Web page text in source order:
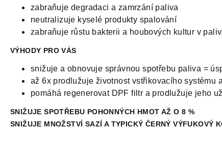
zabraňuje degradaci a zamrzání paliva
neutralizuje kyselé produkty spalování
zabraňuje růstu bakterii a houbových kultur v
VÝHODY PRO VÁS
snižuje a obnovuje správnou spotřebu paliva =
až 6x prodlužuje životnost vstřikovacího systému
pomáhá regenerovat DPF filtr a prodlužuje jeho
SNIŽUJE SPOTŘEBU POHONNÝCH HMOT AŽ O 8 %
SNIŽUJE MNOŽSTVÍ SAZÍ A TYPICKÝ ČERNÝ VÝFUKOVÝ